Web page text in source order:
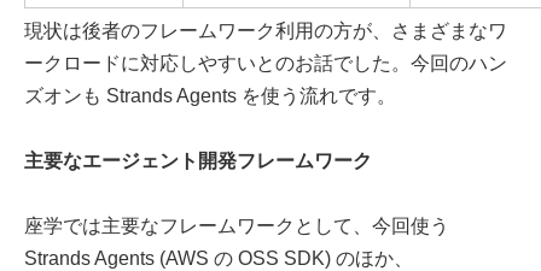
現状は後者のフレームワーク利用の方が、さまざまなワ
ークロードに対応しやすいとのお話でした。今回のハン
ズオンも Strands Agents を使う流れです。
主要なエージェント開発フレームワーク
座学では主要なフレームワークとして、今回使う
Strands Agents (AWS の OSS SDK) のほか、